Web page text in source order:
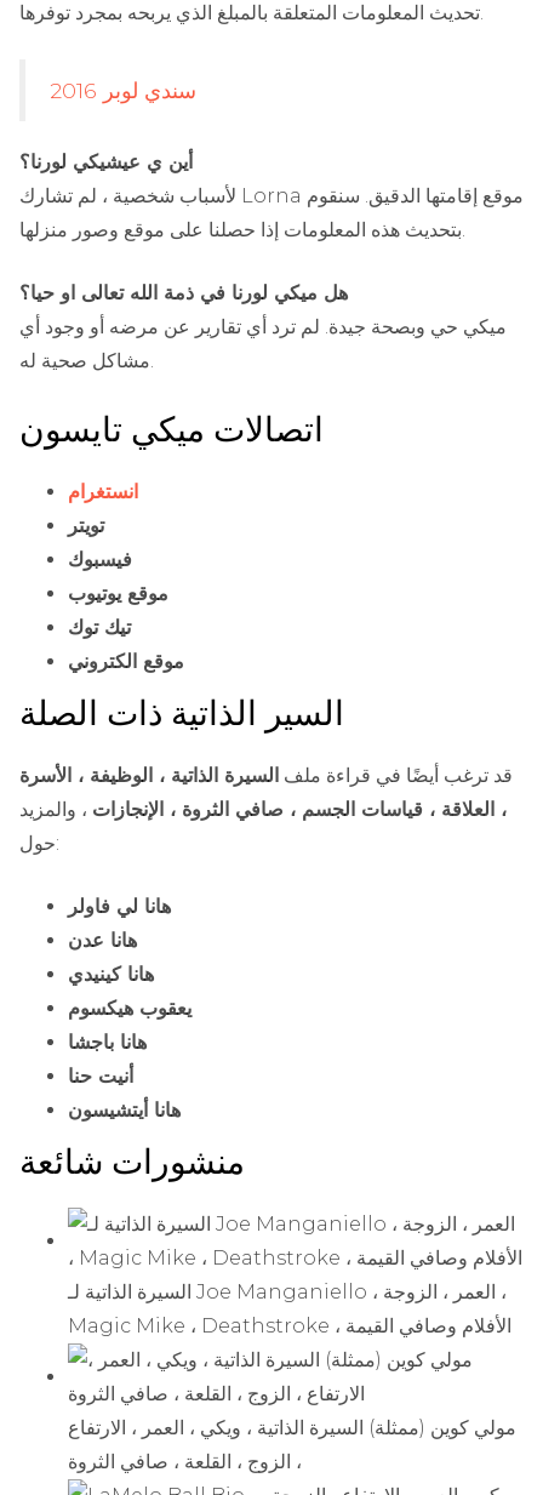
تحديث المعلومات المتعلقة بالمبلغ الذي يربحه بمجرد توفرها.
سندي لوبر 2016
أين ي عيشيكي لورنا؟
لأسباب شخصية ، لم تشارك Lorna موقع إقامتها الدقيق. سنقوم
بتحديث هذه المعلومات إذا حصلنا على موقع وصور منزلها.
هل ميكي لورنا في ذمة الله تعالى او حيا؟
ميكي حي وبصحة جيدة. لم ترد أي تقارير عن مرضه أو وجود أي
مشاكل صحية له.
اتصالات ميكي تايسون
انستغرام
تويتر
فيسبوك
موقع يوتيوب
تيك توك
موقع الكتروني
السير الذاتية ذات الصلة
قد ترغب أيضًا في قراءة ملف السيرة الذاتية ، الوظيفة ، الأسرة
، العلاقة ، قياسات الجسم ، صافي الثروة ، الإنجازات ، والمزيد
حول:
هانا لي فاولر
هانا عدن
هانا كينيدي
يعقوب هيكسوم
هانا باجشا
أنيت حنا
هانا أيتشيسون
منشورات شائعة
السيرة الذاتية لـ Joe Manganiello ، العمر ، الزوجة ،
Magic Mike ، Deathstroke ، الأفلام وصافي القيمة
مولي كوين (ممثلة) السيرة الذاتية ، ويكي ، العمر ، الارتفاع
، الزوج ، القلعة ، صافي الثروة